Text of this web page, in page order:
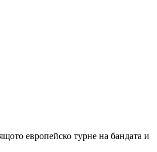
европейско турне на бандата и